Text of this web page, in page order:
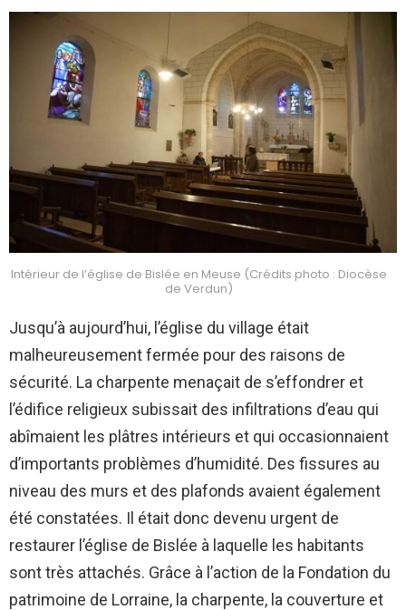
Intérieur de l’église de Bislée en Meuse (Crédits photo : Diocèse
de Verdun)
Jusqu’à aujourd’hui, l’église du village était
malheureusement fermée pour des raisons de
sécurité. La charpente menaçait de s’effondrer et
l’édifice religieux subissait des infiltrations d’eau qui
abîmaient les plâtres intérieurs et qui occasionnaient
d’importants problèmes d’humidité. Des fissures au
niveau des murs et des plafonds avaient également
été constatées. Il était donc devenu urgent de
restaurer l’église de Bislée à laquelle les habitants
sont très attachés. Grâce à l’action de la Fondation du
patrimoine de Lorraine, la charpente, la couverture et